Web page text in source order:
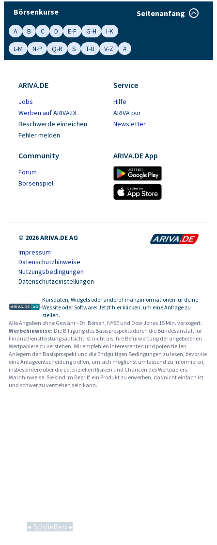
Börsenkurse Seitenanfang
A B C D E-F G-H
I-K
L-M
N-P Q-R S T-U V-Z #
ARIVA.DE
Jobs
Werben auf ARIVA.DE
Beschwerde einreichen
Fehler melden
Service
Hilfe
ARIVA pur
Newsletter
Community
Forum
Börsenspiel
ARIVA.DE App
© 2026 ARIVA.DE AG
Impressum
Datenschutzhinweise
Nutzungsbedingungen
Datenschutzeinstellungen
-
Kursdaten, Widgets oder andere Finanzinformationen für deine
Website oder Software: Jetzt hier klicken, um eine Anfrage zu
stellen.
Alle Angaben ohne Gewähr - Dt. Börsen, NYSE und Dow Jones 15 Min. verzögert.
Werbehinweise: Die Billigung des Basisprospekts durch die Bundesanstalt für
Finanzdienstleistungsaufsicht ist nicht als ihre Befürwortung der angebotenen
Wertpapiere zu verstehen. Wir empfehlen Interessenten und potenziellen
Anlegern den Basisprospekt und die Endgültigen Bedingungen zu lesen, bevor sie
eine Anlageentscheidung treffen, um sich möglichst umfassend zu informieren,
insbesondere über die potenziellen Risiken und Chancen des Wertpapiers.
Warnhinweise: Sie sind im Begriff, ein Produkt zu erwerben, das nicht einfach ist
und schwer zu verstehen sein kann.
Schließen